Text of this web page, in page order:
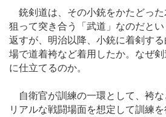
銃剣道は、その小銃をかたどった
狙って突き合う「武道」なのだと
返すが、明治以降、小銃に着剣す
場で道着袴など着用したか。なぜ剣
に仕立てるのか。
自衛官が訓練の一環として、袴な
リアルな戦闘場面を想定して訓練